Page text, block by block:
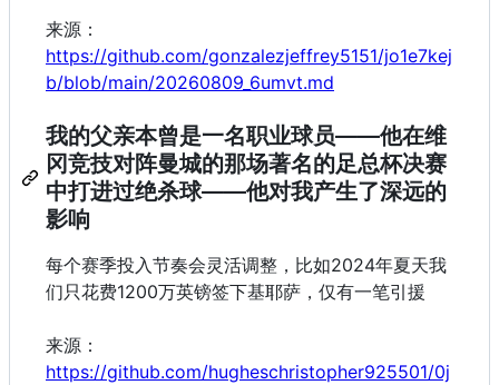
来源：
https://github.com/gonzalezjeffrey5151/jo1e7kej
b/blob/main/20260809_6umvt.md
我的父亲本曾是一名职业球员——他在维
冈竞技对阵曼城的那场著名的足总杯决赛
中打进过绝杀球——他对我产生了深远的
影响
每个赛季投入节奏会灵活调整，比如2024年夏天我
们只花费1200万英镑签下基耶萨，仅有一笔引援
来源：
https://github.com/hugheschristopher925501/0j